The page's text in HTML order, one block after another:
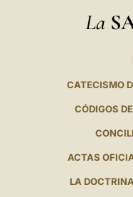
La
CATECISMO
CÓDIGOS
ACTAS
LA